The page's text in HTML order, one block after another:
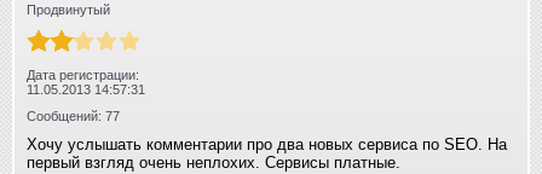
Продвинутый
Дата регистрации:
11.05.2013 14:57:31
Сообщений: 77
Хочу услышать комментарии про два новых сервиса по SEO. На
первый взгляд очень неплохих. Сервисы платные.